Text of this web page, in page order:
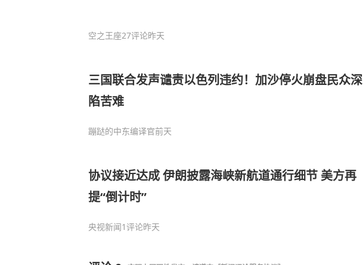
空之王座27评论昨天
三国联合发声谴责以色列违约！加沙停火崩盘民众深
陷苦难
蹦跶的中东编译官前天
协议接近达成 伊朗披露海峡新航道通行细节 美方再
提“倒计时”
央视新闻1评论昨天